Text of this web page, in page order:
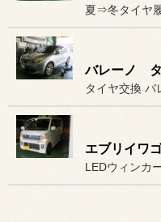
バレーノ
タイヤ交換 バ